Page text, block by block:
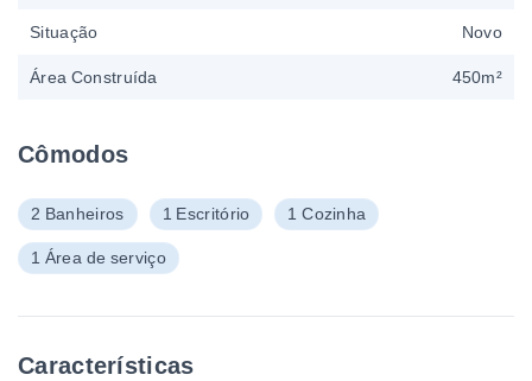
Cômodos
2 Banheiros 1 Escritório 1 Cozinha
1 Área de serviço
Características
Situação Novo
Área Construída 450m²